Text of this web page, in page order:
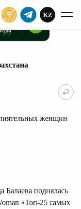
KZ
женщин
поднялась
«Топ-25 самых